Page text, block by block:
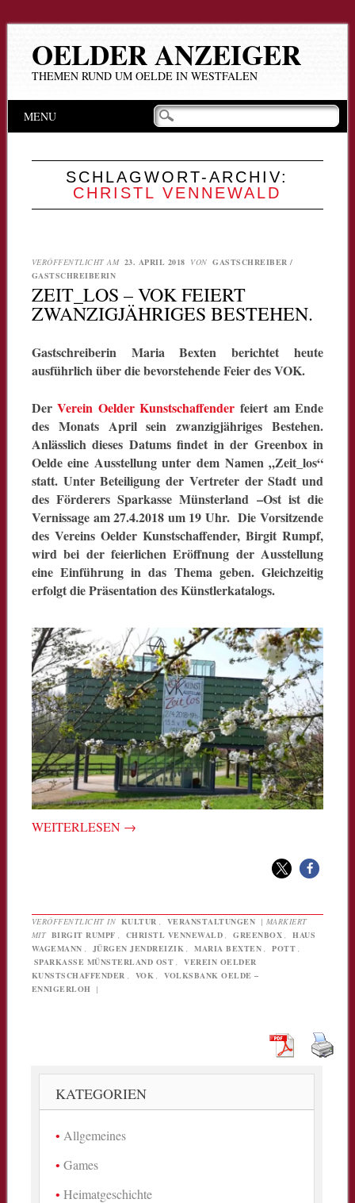
OELDER ANZEIGER
THEMEN RUND UM OELDE IN WESTFALEN
Hauptmenü
Inhalt
MENU
SCHLAGWORT-ARCHIV:
CHRISTL VENNEWALD
VERÖFFENTLICHT AM 23. APRIL 2018 VON GASTSCHREIBER /
GASTSCHREIBERIN
ZEIT_LOS – VOK FEIERT
ZWANZIGJÄHRIGES BESTEHEN.
Gastschreiberin Maria Bexten berichtet heute
ausführlich über die bevorstehende Feier des VOK.
DerVerein Oelder Kunstschaffender feiert am Ende
des Monats April sein zwanzigjähriges Bestehen.
Anlässlich dieses Datums findet in der Greenbox in
Oelde eine Ausstellung unter dem Namen „Zeit_los“
statt. Unter Beteiligung der Vertreter der Stadt und
des Förderers Sparkasse Münsterland –Ost ist die
Vernissage am 27.4.2018 um 19 Uhr. Die Vorsitzende
des Vereins Oelder Kunstschaffender, Birgit Rumpf,
wird bei der feierlichen Eröffnung der Ausstellung
eine Einführung in das Thema geben. Gleichzeitig
erfolgt die Präsentation des Künstlerkatalogs.
WEITERLESEN →
VERÖFFENTLICHT IN KULTUR , VERANSTALTUNGEN | MARKIERT
MIT BIRGIT RUMPF , CHRISTL VENNEWALD , GREENBOX ,
HAUS
WAGEMANN , JÜRGEN JENDREIZIK , MARIA BEXTEN , POTT ,
SPARKASSE MÜNSTERLAND OST ,
VEREIN OELDER
KUNSTSCHAFFENDER , VOK ,
VOLKSBANK OELDE –
ENNIGERLOH |
KATEGORIEN
Allgemeines
Games
Heimatgeschichte